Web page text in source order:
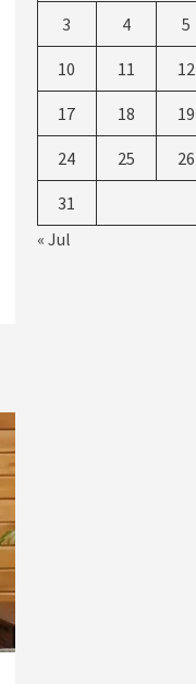
3 4 5
10 11 12
17 18 19
24 25 26
31
« Jul